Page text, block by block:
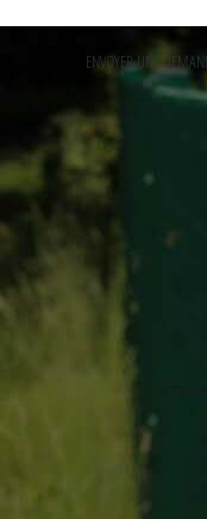
ENVOYER UNE